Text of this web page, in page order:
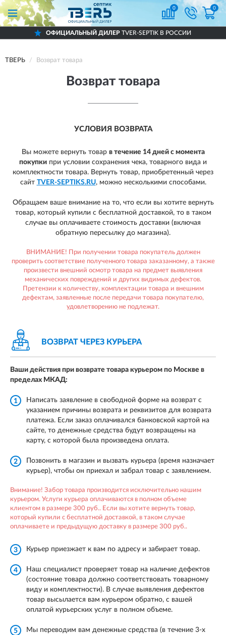
0 0
ОФИЦИАЛЬНЫЙ ДИЛЕРTVER-SEPTIK В РОССИИ
ТВЕРЬ Возврат товара
Возврат товара
УСЛОВИЯ ВОЗВРАТА
Вы можете вернуть товар в течение 14 дней с момента
покупки при условии сохранения чека, товарного вида и
комплектности товара. Вернуть товар, приобретенный через
сайт TVER-SEPTIKS.RU, можно несколькими способами.
Обращаем ваше внимание на то, что если вы хотите вернуть
товар, который купили с бесплатной доставкой, то в таком
случае вы оплачиваете стоимость доставки (включая
обратную пересылку до магазина).
ВНИМАНИЕ! При получении товара покупатель должен
проверить соответствие полученного товара заказанному, а также
произвести внешний осмотр товара на предмет выявления
механических повреждений и других видимых дефектов.
Претензии к количеству, комплектации товара и внешним
дефектам, заявленные после передачи товара покупателю,
удовлетворению не подлежат.
ВОЗВРАТ ЧЕРЕЗ КУРЬЕРА
Ваши действия при возврате товара курьером по Москве в
пределах МКАД:
1
Написать заявление в свободной форме на возврат с
указанием причины возврата и реквизитов для возврата
платежа. Если заказ оплачивался банковской картой на
сайте, то денежные средства будут возвращены на
карту, с которой была произведена оплата.
2
Позвонить в магазин и вызвать курьера (время назначает
курьер), чтобы он приехал и забрал товар с заявлением.
Внимание! Забор товара производится исключительно нашим
курьером. Услуги курьера оплачиваются в полном объеме
клиентом в размере 300 руб.. Если вы хотите вернуть товар,
который купили с бесплатной доставкой, в таком случае
оплачиваете и предыдущую доставку в размере 300 руб..
3 Курьер приезжает к вам по адресу и забирает товар.
4
Наш специалист проверяет товар на наличие дефектов
(состояние товара должно соответствовать товарному
виду и комплектности). В случае выявления дефектов
товар высылается вам курьером обратно, с вашей
оплатой курьерских услуг в полном объеме.
5
Мы переводим вам денежные средства (в течение 3-х